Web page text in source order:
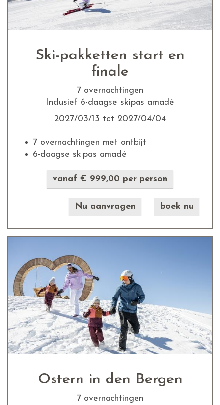
Ski-pakketten start en
finale
7 overnachtingen
Inclusief 6-daagse skipas amadé
2027/03/13 tot 2027/04/04
7 overnachtingen met ontbijt
6-daagse skipas amadé
vanaf € 999,00 per person
Nu aanvragen boek nu
Ostern in den Bergen
7 overnachtingen